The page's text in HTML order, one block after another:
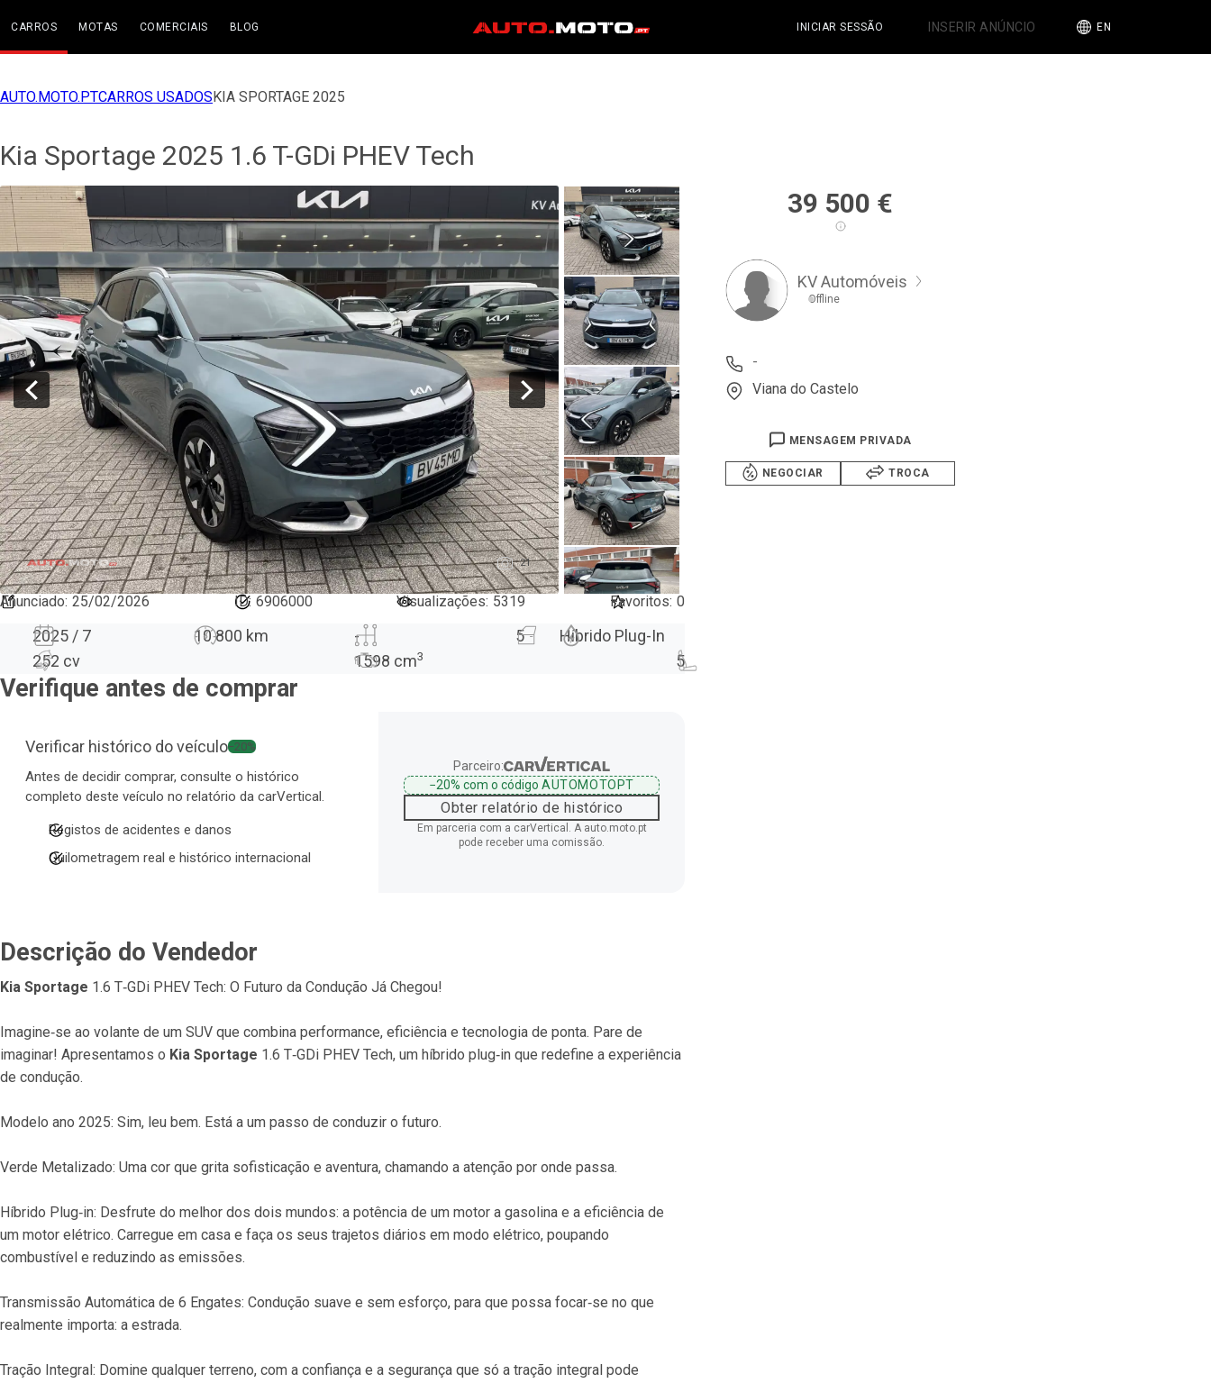
CARROS MOTAS COMERCIAIS BLOG INICIAR SESSÃO INSERIR ANÚNCIO EN
AUTO.MOTO.PTCARROS USADOSKIA SPORTAGE 2025
Kia Sportage 2025 1.6 T-GDi PHEV Tech
21
Anunciado: 25/02/2026 ID: 6906000 Visualizações: 5319 Favoritos: 0
2025 / 7 10 800 km - 5
Híbrido Plug-In
252 cv
1598 cm3 5
Verifique antes de comprar
Verificar histórico do veículo−20%
Antes de decidir comprar, consulte o histórico
completo deste veículo no relatório da carVertical.
Registos de acidentes e danos
Quilometragem real e histórico internacional
Parceiro:
−20%com o código AUTOMOTOPT
Obter relatório de histórico
Em parceria com a carVertical. A auto.moto.pt
pode receber uma comissão.
Descrição do Vendedor
Kia Sportage 1.6 T‐GDi PHEV Tech: O Futuro da Condução Já Chegou!
Imagine‐se ao volante de um SUV que combina performance, eficiência e tecnologia de ponta. Pare de
imaginar! Apresentamos o Kia Sportage 1.6 T‐GDi PHEV Tech, um híbrido plug‐in que redefine a experiência
de condução.
Modelo ano 2025: Sim, leu bem. Está a um passo de conduzir o futuro.
Verde Metalizado: Uma cor que grita sofisticação e aventura, chamando a atenção por onde passa.
Híbrido Plug‐in: Desfrute do melhor dos dois mundos: a potência de um motor a gasolina e a eficiência de
um motor elétrico. Carregue em casa e faça os seus trajetos diários em modo elétrico, poupando
combustível e reduzindo as emissões.
Transmissão Automática de 6 Engates: Condução suave e sem esforço, para que possa focar‐se no que
realmente importa: a estrada.
Tração Integral: Domine qualquer terreno, com a confiança e a segurança que só a tração integral pode
39 500 €
KV Automóveis
Offline
-
Viana do Castelo
MENSAGEM PRIVADA
NEGOCIAR TROCA